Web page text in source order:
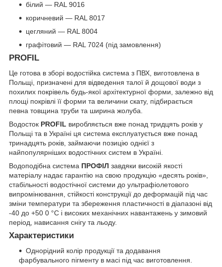
білий — RAL 9016
коричневий — RAL 8017
цегляний — RAL 8004
графітовий — RAL 7024 (під замовлення)
PROFIL
Це готова в зборі водостійка система з ПВХ, виготовлена в
Польщі, призначені для відведення талої й дощової води з
похилих покрівель будь-якої архітектурної форми, залежно від
площі покрівлі її форми та величини скату, підбирається
певна товщина труби та ширина жолуба.
Водосток PROFIL виробляється вже понад тридцять років у
Польщі та в Україні ця система експлуатується вже понад
тринадцять років, займаючи позицію однієї з
найпопулярніших водостічних систем в Україні.
Водоподібна система ПРОФІЛ завдяки високій якості
матеріалу надає гарантію на свою продукцію «десять років»,
стабільності водостічної системи до ультрафіолетового
випромінювання, стійкості конструкції до деформацій під час
зміни температури та збереження пластичності в діапазоні від
-40 до +50 0 °C і високих механічних навантажень у зимовий
період, нависання снігу та льоду.
Характеристики
Однорідний колір продукції та додавання
фарбувального пігменту в масі під час виготовлення.